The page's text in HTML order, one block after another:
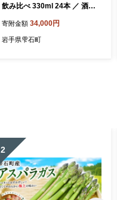
飲み比べ 330ml 24本 ／ 酒
ール 瓶ビール 瓶 お酒 味比べ
セット ２４本 ラガー ラガー
寄附金額 34,000円
岩手県雫石町
2